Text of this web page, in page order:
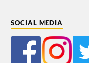
SOCIAL MEDIA